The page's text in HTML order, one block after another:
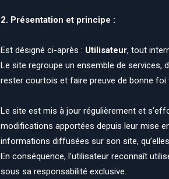
2. Présentation et principe :
Est désigné ci-après : Utilisateur, tout
Le site regroupe un ensemble de services,
rester courtois et faire preuve de bonne foi
Le site est mis à jour régulièrement et
modifications apportées depuis leur mise
informations diffusées sur son site,
En conséquence, l’utilisateur reconnaît
sous sa responsabilité exclusive.